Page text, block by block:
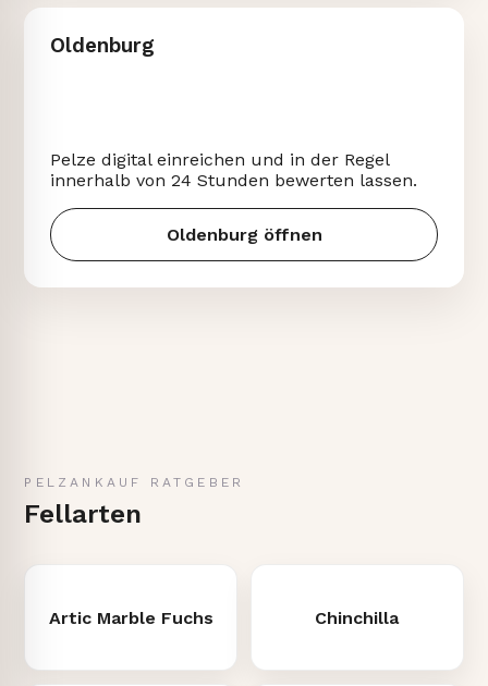
Oldenburg
Pelze digital einreichen und in der Regel
innerhalb von 24 Stunden bewerten lassen.
Oldenburg öffnen
PELZANKAUF RATGEBER
Fellarten
Artic Marble Fuchs Chinchilla